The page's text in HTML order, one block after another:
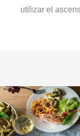
utilizar el